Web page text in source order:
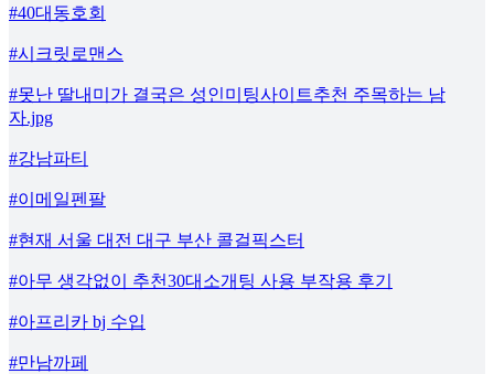
#40대동호회
#시크릿로맨스
#못난 딸내미가 결국은 성인미팅사이트추천 주목하는 남
자.jpg
#강남파티
#이메일펜팔
#현재 서울 대전 대구 부산 콜걸픽스터
#아무 생각없이 추천30대소개팅 사용 부작용 후기
#아프리카 bj 수입
#만남까페